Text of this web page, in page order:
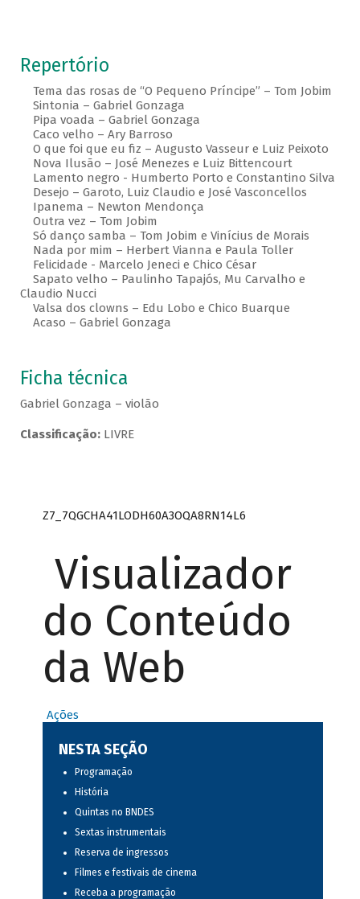
Repertório
Tema das rosas de “O Pequeno Príncipe” – Tom Jobim
Sintonia – Gabriel Gonzaga
Pipa voada – Gabriel Gonzaga
Caco velho – Ary Barroso
O que foi que eu fiz – Augusto Vasseur e Luiz Peixoto
Nova Ilusão – José Menezes e Luiz Bittencourt
Lamento negro - Humberto Porto e Constantino Silva
Desejo – Garoto, Luiz Claudio e José Vasconcellos
Ipanema – Newton Mendonça
Outra vez – Tom Jobim
Só danço samba – Tom Jobim e Vinícius de Morais
Nada por mim – Herbert Vianna e Paula Toller
Felicidade - Marcelo Jeneci e Chico César
Sapato velho – Paulinho Tapajós, Mu Carvalho e
Claudio Nucci
Valsa dos clowns – Edu Lobo e Chico Buarque
Acaso – Gabriel Gonzaga
Ficha técnica
Gabriel Gonzaga – violão
Classificação: LIVRE
Z7_7QGCHA41LODH60A3OQA8RN14L6
Visualizador
do Conteúdo
da Web
Ações
NESTA SEÇÃO
Programação
História
Quintas no BNDES
Sextas instrumentais
Reserva de ingressos
Filmes e festivais de cinema
Receba a programação